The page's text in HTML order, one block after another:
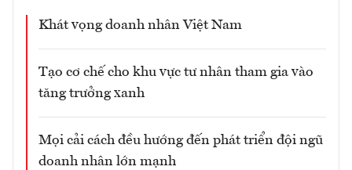
Khát vọng doanh nhân Việt Nam
Tạo cơ chế cho khu vực tư nhân tham gia vào
tăng trưởng xanh
Mọi cải cách đều hướng đến phát triển đội ngũ
doanh nhân lớn mạnh